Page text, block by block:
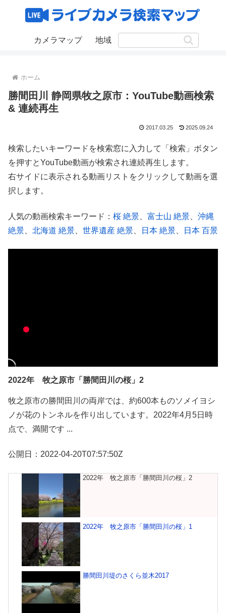
カメラマップ 地域
ホーム
勝間田川 静岡県牧之原市：YouTube動画検索
& 連続再生
2017.03.25 2025.09.24
検索したいキーワードを検索窓に入力して「検索」ボタン
を押すとYouTube動画が検索され連続再生します。
右サイドに表示される動画リストをクリックして動画を選
択します。
人気の動画検索キーワード： 桜 絶景 富士山 絶景
沖縄
絶景
北海道 絶景 世界遺産 絶景 日本 絶景 日本 百景
2022年 牧之原市「勝間田川の桜」2
牧之原市の勝間田川の両岸では、約600本ものソメイヨシ
ノが花のトンネルを作り出しています。2022年4月5日時
点で、満開です ...
公開日：2022-04-20T07:57:50Z
2022年 牧之原市「勝間田川の桜」2
2022年 牧之原市「勝間田川の桜」1
勝間田川堤のさくら並木2017